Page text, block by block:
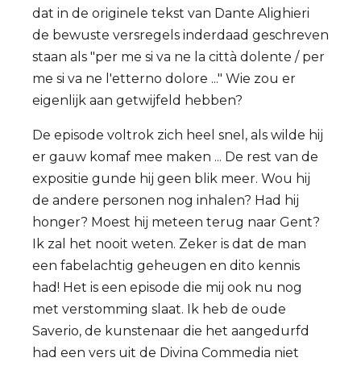
dat in de originele tekst van Dante Alighieri
de bewuste versregels inderdaad geschreven
staan als "per me si va ne la città dolente / per
me si va ne l'etterno dolore ..." Wie zou er
eigenlijk aan getwijfeld hebben?
De episode voltrok zich heel snel, als wilde hij
er gauw komaf mee maken ... De rest van de
expositie gunde hij geen blik meer. Wou hij
de andere personen nog inhalen? Had hij
honger? Moest hij meteen terug naar Gent?
Ik zal het nooit weten. Zeker is dat de man
een fabelachtig geheugen en dito kennis
had! Het is een episode die mij ook nu nog
met verstomming slaat. Ik heb de oude
Saverio, de kunstenaar die het aangedurfd
had een vers uit de Divina Commedia niet